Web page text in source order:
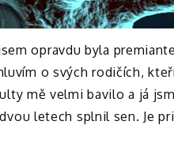
opravdu byla
o svých rodičích,
mě velmi bavilo a já
letech splnil sen. Je